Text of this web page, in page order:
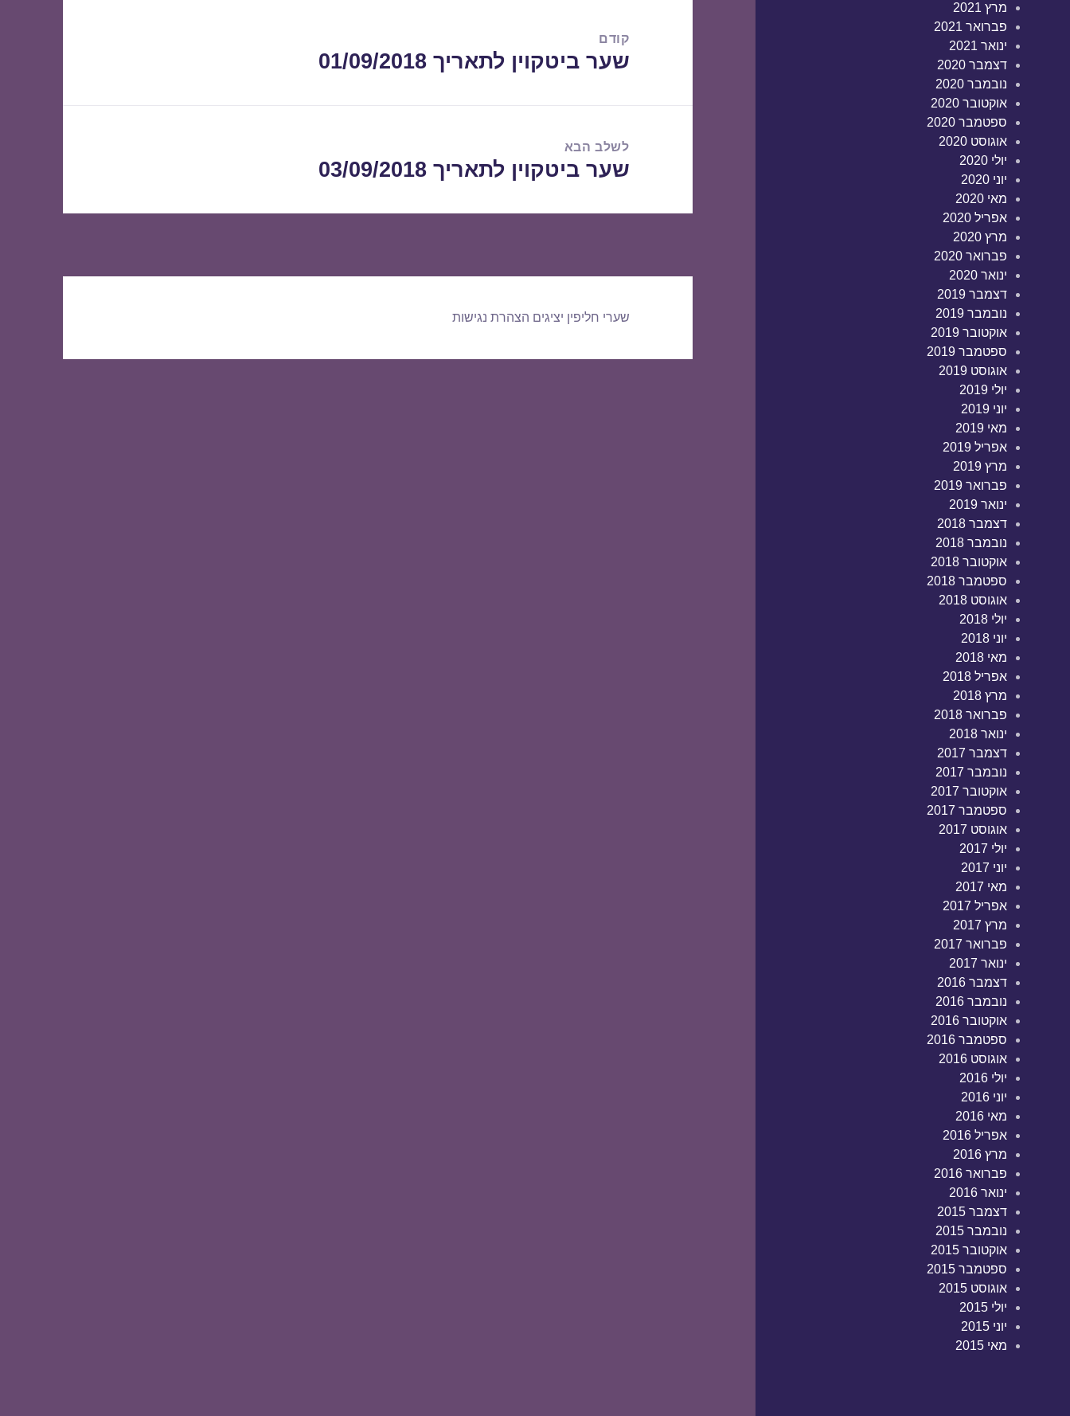
מרץ 2021
פברואר 2021
ינואר 2021
דצמבר 2020
נובמבר 2020
אוקטובר 2020
ספטמבר 2020
אוגוסט 2020
יולי 2020
יוני 2020
מאי 2020
אפריל 2020
מרץ 2020
פברואר 2020
ינואר 2020
דצמבר 2019
נובמבר 2019
אוקטובר 2019
ספטמבר 2019
אוגוסט 2019
יולי 2019
יוני 2019
מאי 2019
אפריל 2019
מרץ 2019
פברואר 2019
ינואר 2019
דצמבר 2018
נובמבר 2018
אוקטובר 2018
ספטמבר 2018
אוגוסט 2018
יולי 2018
יוני 2018
מאי 2018
אפריל 2018
מרץ 2018
פברואר 2018
ינואר 2018
דצמבר 2017
נובמבר 2017
אוקטובר 2017
ספטמבר 2017
אוגוסט 2017
יולי 2017
יוני 2017
מאי 2017
אפריל 2017
מרץ 2017
פברואר 2017
ינואר 2017
דצמבר 2016
נובמבר 2016
אוקטובר 2016
ספטמבר 2016
אוגוסט 2016
יולי 2016
יוני 2016
מאי 2016
אפריל 2016
מרץ 2016
פברואר 2016
ינואר 2016
דצמבר 2015
נובמבר 2015
אוקטובר 2015
ספטמבר 2015
אוגוסט 2015
יולי 2015
יוני 2015
מאי 2015
קודם
הפוסט
שער ביטקוין לתאריך 01/09/2018
לשלב הבא
הפוסט
שער ביטקוין לתאריך 03/09/2018
שערי חליפין יציגים הצהרת נגישות